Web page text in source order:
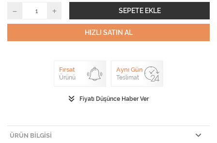
SEPETE EKLE
HIZLI SATIN AL
Fırsat
Ürünü
Aynı Gün
Teslimat
Fiyatı Düşünce Haber Ver
ÜRÜN BILGISI